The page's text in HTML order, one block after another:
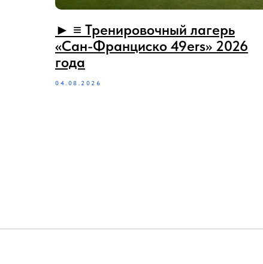
► ≡ Тренировочный лагерь
«Сан-Франциско 49ers» 2026
года
04.08.2026